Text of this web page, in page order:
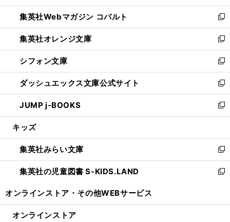
開
く
ウ
で
開
く
ン
ド
ウ
で
開
く
ウ
ィ
ン
ド
ウ
で
開
く
集英社Webマガジン コバルト
新
し
い
ウ
ィ
ン
ド
ウ
で
開
集英社オレンジ文庫
新
し
い
ウ
ィ
ン
ド
ウ
開
く
シフォン文庫
新
し
い
ウ
ィ
ン
ウ
で
開
く
ダッシュエックス文庫公式サイト
新
し
い
ウ
ン
ド
ウ
で
JUMP j-BOOKS
新
し
ウ
ィ
ン
ド
開
キッズ
集英社みらい文庫
新
し
い
ン
集英社の児童図書 S-KIDS.LAND
新
ウ
オンラインストア・ その他WEBサービス
オンラインストア